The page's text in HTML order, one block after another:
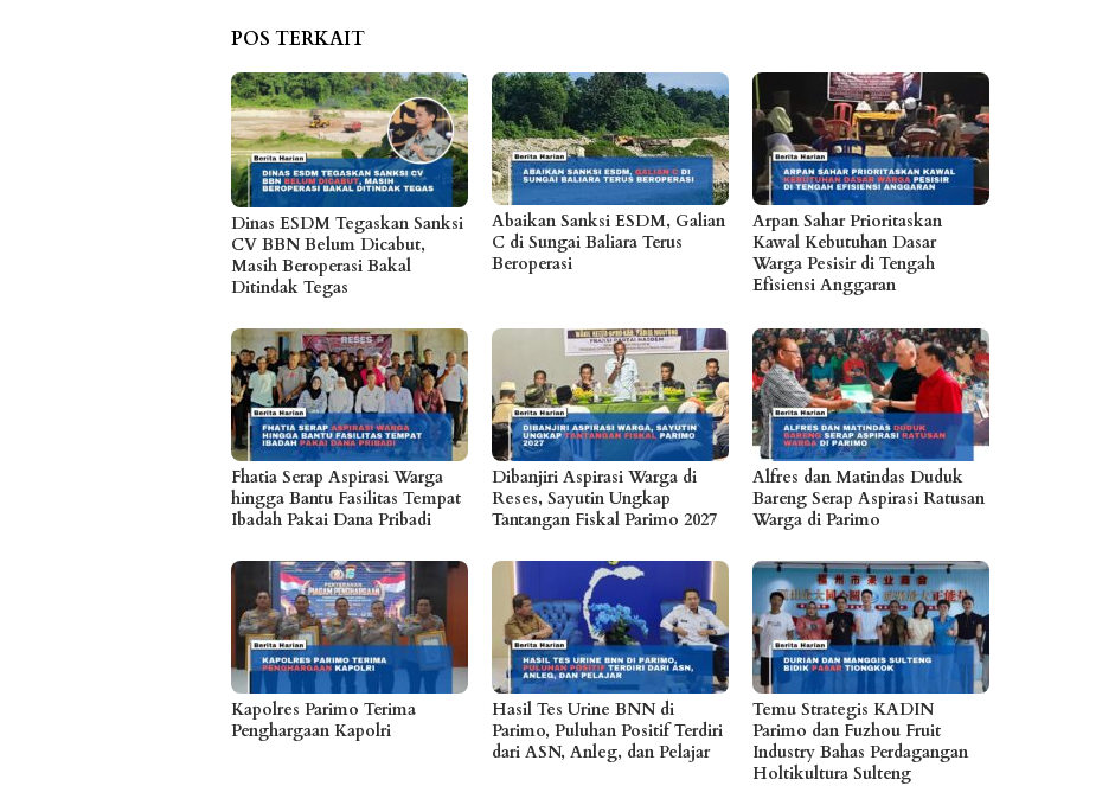
POS TERKAIT
Dinas ESDM Tegaskan Sanksi
CV BBN Belum Dicabut,
Masih Beroperasi Bakal
Ditindak Tegas
Abaikan Sanksi ESDM, Galian
C di Sungai Baliara Terus
Beroperasi
Arpan Sahar Prioritaskan
Kawal Kebutuhan Dasar
Warga Pesisir di Tengah
Efisiensi Anggaran
Fhatia Serap Aspirasi Warga
hingga Bantu Fasilitas Tempat
Ibadah Pakai Dana Pribadi
Dibanjiri Aspirasi Warga di
Reses, Sayutin Ungkap
Tantangan Fiskal Parimo 2027
Alfres dan Matindas Duduk
Bareng Serap Aspirasi Ratusan
Warga di Parimo
Kapolres Parimo Terima
Penghargaan Kapolri
Hasil Tes Urine BNN di
Parimo, Puluhan Positif Terdiri
dari ASN, Anleg, dan Pelajar
Temu Strategis KADIN
Parimo dan Fuzhou Fruit
Industry Bahas Perdagangan
Holtikultura Sulteng